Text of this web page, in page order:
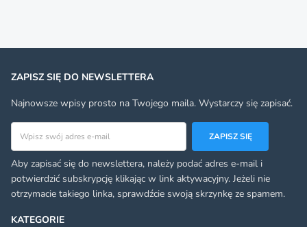
KATEGORIE
ZAPISZ SIĘ DO NEWSLETTERA
Najnowsze wpisy prosto na Twojego maila. Wystarczy się zapisać.
Adres email
ZAPISZ SIĘ
Aby zapisać się do newslettera, należy podać adres e-mail i
potwierdzić subskrypcję klikając w link aktywacyjny. Jeżeli nie
otrzymacie takiego linka, sprawdźcie swoją skrzynkę ze spamem.